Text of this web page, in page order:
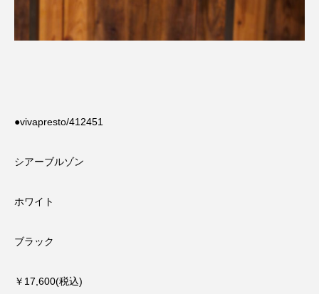
●vivapresto/412451
シアーブルゾン
ホワイト
ブラック
￥17,600(税込)